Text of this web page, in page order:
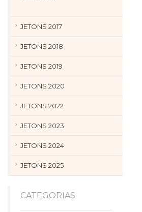
JETONS 2017
JETONS 2018
JETONS 2019
JETONS 2020
JETONS 2022
JETONS 2023
JETONS 2024
JETONS 2025
CATEGORIAS